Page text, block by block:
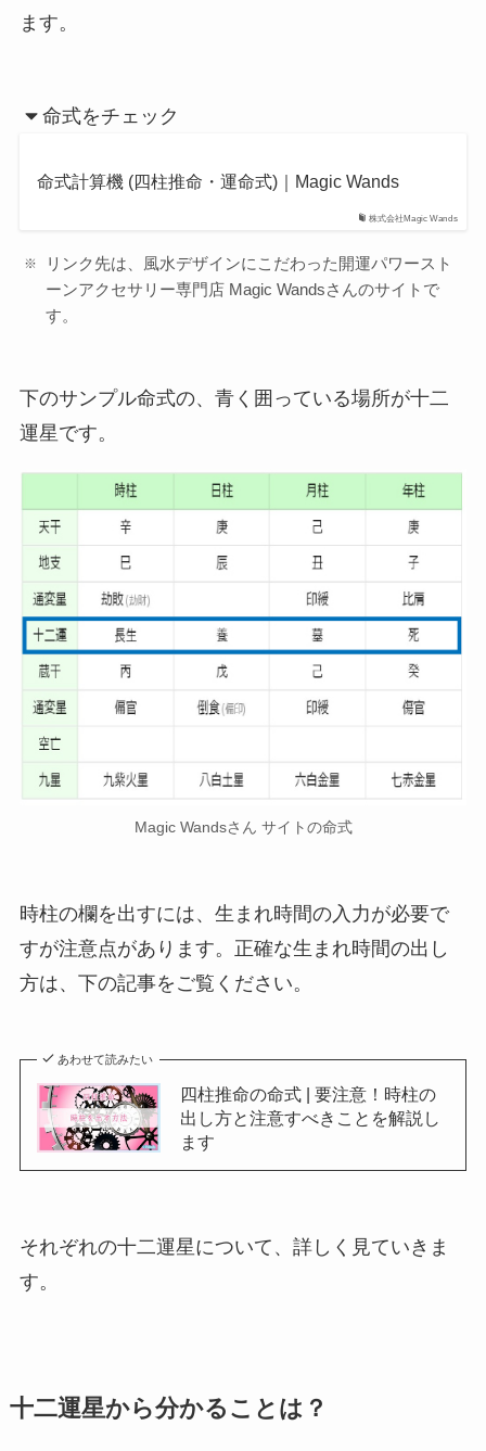
ます。
命式をチェック
株式会社Magic Wands
命式計算機 (四柱推命・運命式)｜Magic Wands
リンク先は、風水デザインにこだわった開運パワースト
ーンアクセサリー専門店 Magic Wandsさんのサイトで
す。
下のサンプル命式の、 青く囲っている場所が十二
運星です。
Magic Wandsさん サイトの命式
時柱の欄を出すには、生まれ時間の入力が必要で
すが注意点があります。 正確な生まれ時間の出し
方は、下の記事をご覧ください。
あわせて読みたい
四柱推命の命式 | 要注意！時柱の
出し方と注意すべきことを解説し
ます
それぞれの十二運星について、詳しく見ていきま
す。
十二運星から分かることは？